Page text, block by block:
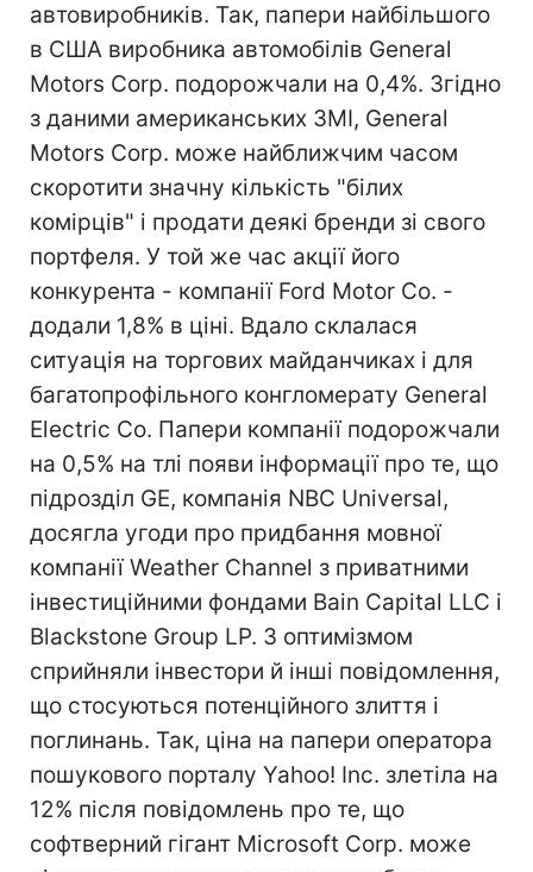
автовиробників. Так, папери найбільшого
в США виробника автомобілів General
Motors Corp. подорожчали на 0,4%. Згідно
з даними американських ЗМІ, General
Motors Corp. може найближчим часом
скоротити значну кількість "білих
комірців" і продати деякі бренди зі свого
портфеля. У той же час акції його
конкурента - компанії Ford Motor Co. -
додали 1,8% в ціні. Вдало склалася
ситуація на торгових майданчиках і для
багатопрофільного конгломерату General
Electric Co. Папери компанії подорожчали
на 0,5% на тлі появи інформації про те, що
підрозділ GE, компанія NBC Universal,
досягла угоди про придбання мовної
компанії Weather Channel з приватними
інвестиційними фондами Bain Capital LLC і
Blackstone Group LP. З оптимізмом
сприйняли інвестори й інші повідомлення,
що стосуються потенційного злиття і
поглинань. Так, ціна на папери оператора
пошукового порталу Yahoo! Inc. злетіла на
12% після повідомлень про те, що
софтверний гігант Microsoft Corp. може